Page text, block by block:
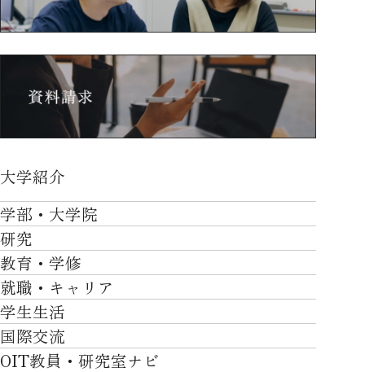
大学紹介
大学紹介TOP
OVER THE LIMIT
大学について
施設一覧
社会・地域・高大連携
川上村での取り組み
アクセス
学部・大学院
学部・大学院TOP
工学部
ロボティクス＆デザイン工学部
情報科学部
知的財産学部
研究
研究TOP
研究について
産官学連携
教育・学修
教育・学修TOP
卒業時質保証を担う独自の教育システム
自律学修
就職・キャリア
就職・キャリアTOP
就職サポート
学生生活
学生生活TOP
キャンパスライフ
国際交流
国際交流TOP
OIT教員・研究室ナビ